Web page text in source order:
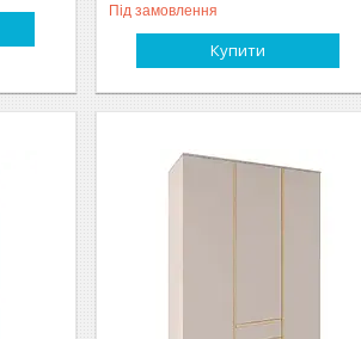
Під замовлення
Купити